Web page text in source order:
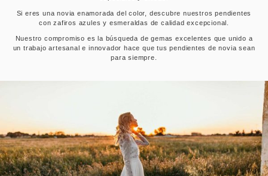
Si eres una novia enamorada del color, descubre nuestros pendientes
con zafiros azules y esmeraldas de calidad excepcional.
Nuestro compromiso es la búsqueda de gemas excelentes que unido a
un trabajo artesanal e innovador hace que tus pendientes de novia sean
para siempre.